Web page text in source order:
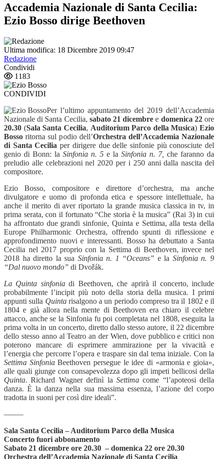
Accademia Nazionale di Santa Cecilia:
Ezio Bosso dirige Beethoven
Ultima modifica: 18 Dicembre 2019 09:47
Redazione
Condividi
1183
CONDIVIDI
Per l’ultimo appuntamento del 2019 dell’Accademia
Nazionale di Santa Cecilia, sabato 21 dicembre e domenica 22ore
20.30 (Sala Santa Cecilia, Auditorium Parco della Musica) Ezio
Bosso ritorna sul podio dell’Orchestra dell’Accademia Nazionale
di Santa Ceciliaper dirigere due delle sinfonie più conosciute del
genio di Bonn: la Sinfonia n. 5 e la Sinfonia n. 7, che faranno da
preludio alle celebrazioni nel 2020 per i 250 anni dalla nascita del
compositore.
Ezio Bosso, compositore e direttore d’orchestra, ma anche
divulgatore e uomo di profonda etica e spessore intellettuale, ha
anche il merito di aver riportato la grande musica classica in tv, in
prima serata, con il fortunato“Che storia è la musica” (Rai 3) in cui
ha affrontato due grandi sinfonie, Quinta e Settima, alla testa della
Europe Philharmonic Orchestra, offrendo spunti di riflessione e
approfondimento nuovi e interessanti. Bosso ha debuttato a Santa
Cecilia nel 2017 proprio con la Settima di Beethoven, invece nel
2018 ha diretto la sua Sinfonia n. 1 “Oceans” e la Sinfonia n. 9
“Dal nuovo mondo” di Dvořák.
La Quinta sinfoniadi Beethoven, che apriràil concerto, include
probabilmente l’incipit più noto della storia della musica. I primi
appunti sulla Quinta risalgono a un periodo compreso tra il 1802 e il
1804 e già allora nella mente di Beethoven era chiaro il celebre
attacco, anche se la Sinfonia fu poi completata nel 1808, eseguita la
prima volta in un concerto, diretto dallo stesso autore, il 22 dicembre
dello stesso anno al Teatro an der Wien, dove pubblico e critici non
poterono mancare di esprimere ammirazione per la vivacità e
l’energia che percorre l’opera e traspare sin dal tema iniziale. Con la
Settima SinfoniaBeethoven persegue le idee di «armonia e gioia»,
alle quali giunge con consapevolezza dopo gli impeti bellicosi della
Quinta. Richard Wagner definì la Settimacome “l’apoteosi della
danza. È la danza nella sua massima essenza, l’azione del corpo
tradotta in suoni per così dire ideali”.
——–
Sala Santa Cecilia – Auditorium Parco della Musica
Concerto fuori abbonamento
Sabato 21 dicembre ore 20.30 – domenica 22 ore 20.30
Orchestra dell’Accademia Nazionale di Santa Cecilia